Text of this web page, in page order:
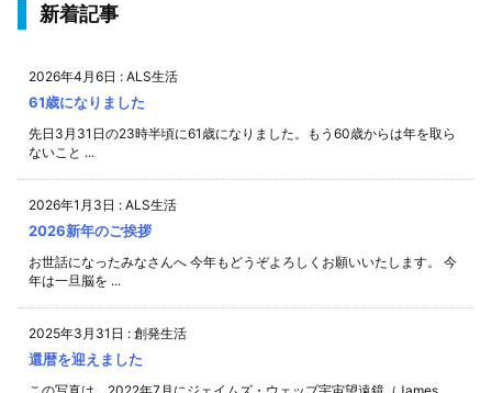
新着記事
2026年4月6日 : ALS生活
61歳になりました
先日3月31日の23時半頃に61歳になりました。もう60歳からは年を取ら
ないこと ...
2026年1月3日 : ALS生活
2026新年のご挨拶
お世話になったみなさんへ 今年もどうぞよろしくお願いいたします。 今
年は一旦脳を ...
2025年3月31日 : 創発生活
還暦を迎えました